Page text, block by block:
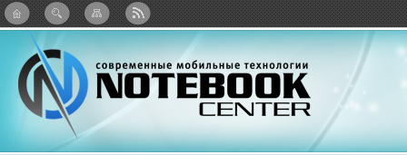
Каталог виджетов